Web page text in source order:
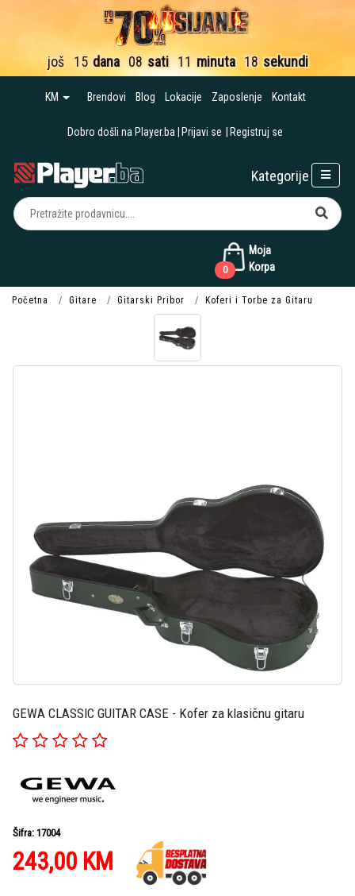
još 15 dana 08 sati 11 minuta 18 sekundi
KM Brendovi Blog Lokacije Zaposlenje Kontakt
Dobro došli na Player.ba Prijavi se Registruj se
Moja
Korpa
0
Kategorije
Početna Gitare Gitarski Pribor Koferi i Torbe za Gitaru
GEWA CLASSIC GUITAR CASE - Kofer za klasičnu gitaru
Šifra: 17004
243,00 KM